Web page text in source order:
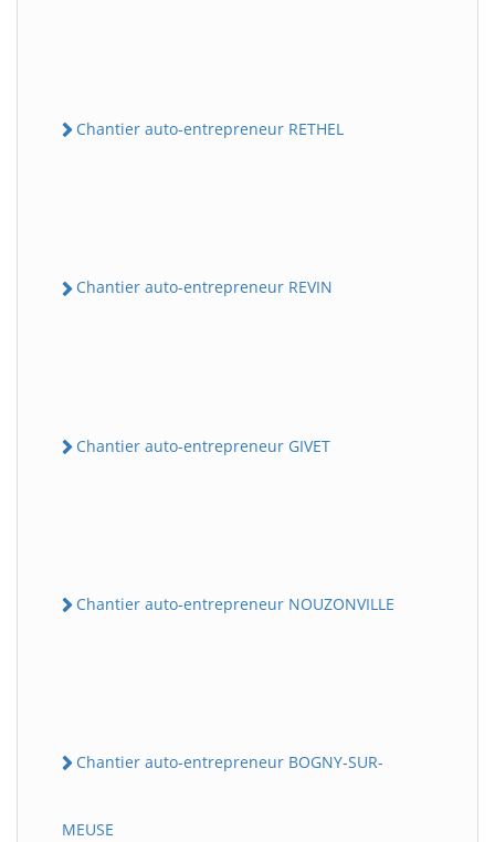
Chantier auto-entrepreneur RETHEL
Chantier auto-entrepreneur REVIN
Chantier auto-entrepreneur GIVET
Chantier auto-entrepreneur NOUZONVILLE
Chantier auto-entrepreneur BOGNY-SUR-
MEUSE